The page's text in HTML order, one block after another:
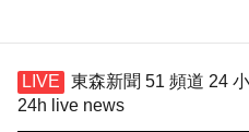
東森新聞 51 頻道 24
24h live news